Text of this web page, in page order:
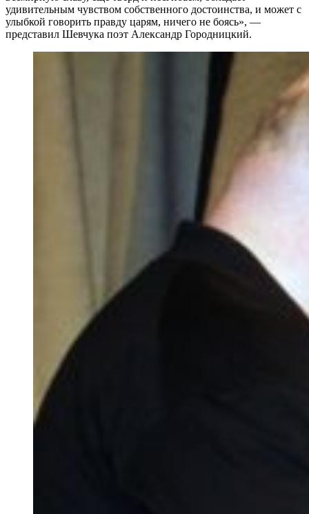
удивительным чувством собственного достоинства, и может с
улыбкой говорить правду царям, ничего не боясь», —
представил Шевчука поэт Александр Городницкий.